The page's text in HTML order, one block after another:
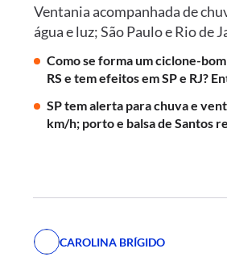
Ventania acompanhada de
água e luz; São Paulo e Rio de
Como se forma um ciclone-
RS e tem efeitos em SP e RJ?
SP tem alerta para chuva e
km/h; porto e balsa de Santos
CAROLINA BRÍGIDO